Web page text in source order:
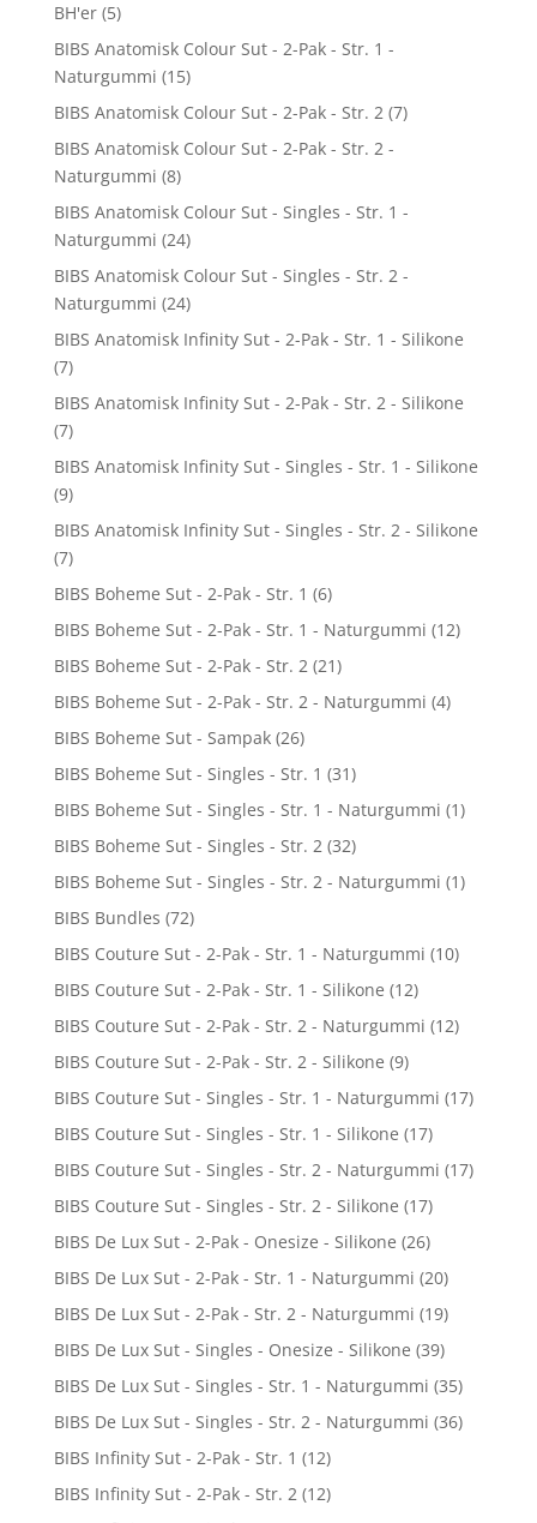
BH'er (5)
BIBS Anatomisk Colour Sut - 2-Pak - Str. 1 -
Naturgummi (15)
BIBS Anatomisk Colour Sut - 2-Pak - Str. 2 (7)
BIBS Anatomisk Colour Sut - 2-Pak - Str. 2 -
Naturgummi (8)
BIBS Anatomisk Colour Sut - Singles - Str. 1 -
Naturgummi (24)
BIBS Anatomisk Colour Sut - Singles - Str. 2 -
Naturgummi (24)
BIBS Anatomisk Infinity Sut - 2-Pak - Str. 1 - Silikone
(7)
BIBS Anatomisk Infinity Sut - 2-Pak - Str. 2 - Silikone
(7)
BIBS Anatomisk Infinity Sut - Singles - Str. 1 - Silikone
(9)
BIBS Anatomisk Infinity Sut - Singles - Str. 2 - Silikone
(7)
BIBS Boheme Sut - 2-Pak - Str. 1 (6)
BIBS Boheme Sut - 2-Pak - Str. 1 - Naturgummi (12)
BIBS Boheme Sut - 2-Pak - Str. 2 (21)
BIBS Boheme Sut - 2-Pak - Str. 2 - Naturgummi (4)
BIBS Boheme Sut - Sampak (26)
BIBS Boheme Sut - Singles - Str. 1 (31)
BIBS Boheme Sut - Singles - Str. 1 - Naturgummi (1)
BIBS Boheme Sut - Singles - Str. 2 (32)
BIBS Boheme Sut - Singles - Str. 2 - Naturgummi (1)
BIBS Bundles (72)
BIBS Couture Sut - 2-Pak - Str. 1 - Naturgummi (10)
BIBS Couture Sut - 2-Pak - Str. 1 - Silikone (12)
BIBS Couture Sut - 2-Pak - Str. 2 - Naturgummi (12)
BIBS Couture Sut - 2-Pak - Str. 2 - Silikone (9)
BIBS Couture Sut - Singles - Str. 1 - Naturgummi (17)
BIBS Couture Sut - Singles - Str. 1 - Silikone (17)
BIBS Couture Sut - Singles - Str. 2 - Naturgummi (17)
BIBS Couture Sut - Singles - Str. 2 - Silikone (17)
BIBS De Lux Sut - 2-Pak - Onesize - Silikone (26)
BIBS De Lux Sut - 2-Pak - Str. 1 - Naturgummi (20)
BIBS De Lux Sut - 2-Pak - Str. 2 - Naturgummi (19)
BIBS De Lux Sut - Singles - Onesize - Silikone (39)
BIBS De Lux Sut - Singles - Str. 1 - Naturgummi (35)
BIBS De Lux Sut - Singles - Str. 2 - Naturgummi (36)
BIBS Infinity Sut - 2-Pak - Str. 1 (12)
BIBS Infinity Sut - 2-Pak - Str. 2 (12)